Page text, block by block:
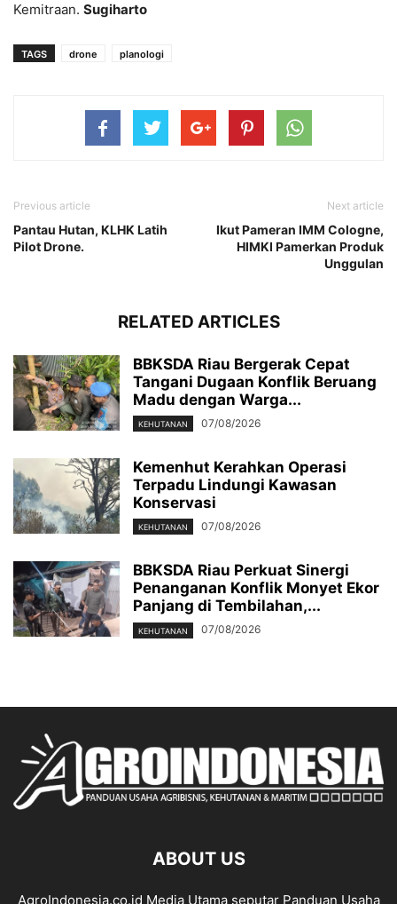
Kemitraan. Sugiharto
TAGS drone planologi
Previous article
Pantau Hutan, KLHK Latih
Pilot Drone.
Next article
Ikut Pameran IMM Cologne,
HIMKI Pamerkan Produk
Unggulan
RELATED ARTICLES
BBKSDA Riau Bergerak Cepat
Tangani Dugaan Konflik Beruang
Madu dengan Warga...
KEHUTANAN 07/08/2026
Kemenhut Kerahkan Operasi
Terpadu Lindungi Kawasan
Konservasi
KEHUTANAN 07/08/2026
BBKSDA Riau Perkuat Sinergi
Penanganan Konflik Monyet Ekor
Panjang di Tembilahan,...
KEHUTANAN 07/08/2026
ABOUT US
AgroIndonesia.co.id Media Utama seputar Panduan Usaha